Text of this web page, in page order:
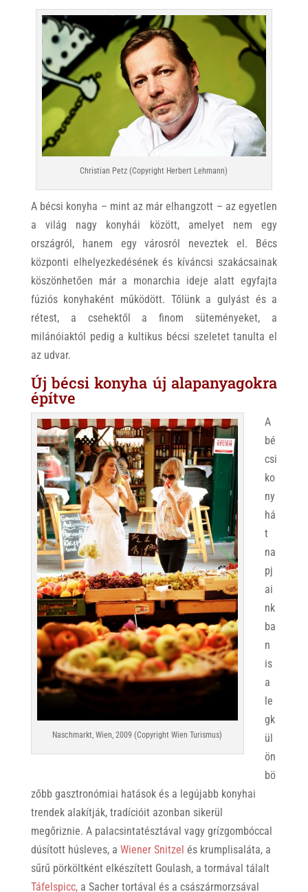
Christian Petz (Copyright Herbert Lehmann)
A bécsi konyha – mint az már elhangzott – az egyetlen
a világ nagy konyhái között, amelyet nem egy
országról, hanem egy városról neveztek el. Bécs
központi elhelyezkedésének és kíváncsi szakácsainak
köszönhetően már a monarchia ideje alatt egyfajta
fúziós konyhaként működött. Tőlünk a gulyást és a
rétest, a csehektől a finom süteményeket, a
milánóiaktól pedig a kultikus bécsi szeletet tanulta el
az udvar.
Új bécsi konyha új alapanyagokra
építve
Naschmarkt, Wien, 2009 (Copyright Wien Turismus)
A
bé
csi
ko
ny
há
t
na
pj
ai
nk
ba
n
is
a
le
gk
ül
ön
bö
zőbb gasztronómiai hatások és a legújabb konyhai
trendek alakítják, tradícióit azonban sikerül
megőriznie. A palacsintatésztával vagy grízgombóccal
dúsított húsleves, a Wiener Snitzel és krumplisaláta, a
sűrű pörköltként elkészített Goulash, a tormával tálalt
Táfelspicc,a Sacher tortával és a császármorzsával